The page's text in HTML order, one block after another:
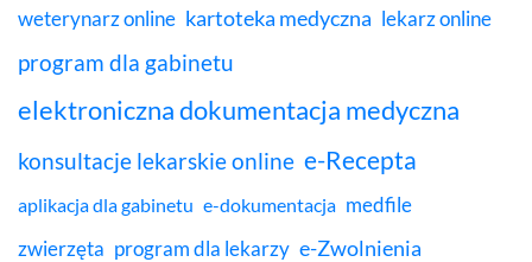
weterynarz online kartoteka medyczna lekarz online
program dla gabinetu
elektroniczna dokumentacja medyczna
konsultacje lekarskie online e-Recepta
aplikacja dla gabinetu e-dokumentacja medfile
zwierzęta program dla lekarzy e-Zwolnienia